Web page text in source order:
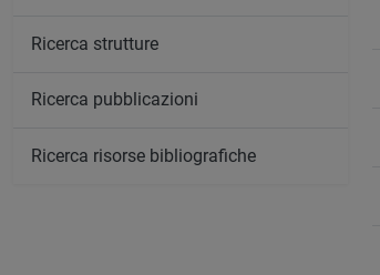
Ricerca strutture
Ricerca pubblicazioni
Ricerca risorse bibliografiche